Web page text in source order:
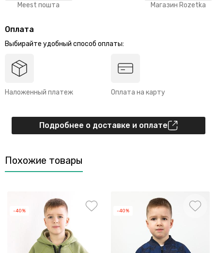
Meest пошта Магазин Rozetka
Оплата
Выбирайте удобный способ оплаты:
Наложенный платеж Оплата на карту
Подробнее о доставке и оплате
Похожие товары
-40% -40%